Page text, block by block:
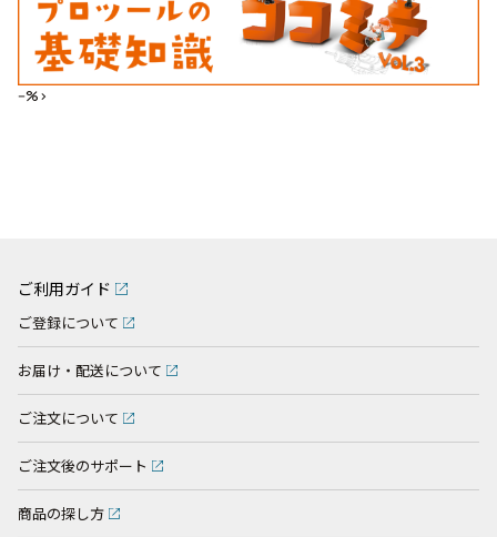
--%>
ご利用ガイド
ご登録について
お届け・配送について
ご注文について
ご注文後のサポート
商品の探し方